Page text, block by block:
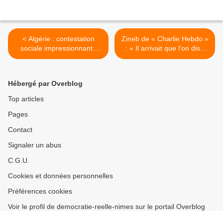
< Algérie : contestation
sociale impressionnante
contre les gaz de schiste
Zineb de « Charlie Hebdo »
: « Il arrivait que l’on dise
aux collègues : “Je vous
Hébergé par Overblog
Top articles
Pages
Contact
Signaler un abus
C.G.U.
Cookies et données personnelles
Préférences cookies
Voir le profil de democratie-reelle-nimes sur le portail Overblog